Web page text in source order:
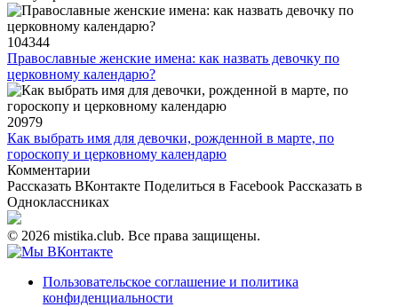
104344
Православные женские имена: как назвать девочку по
церковному календарю?
20979
Как выбрать имя для девочки, рожденной в марте, по
гороскопу и церковному календарю
Комментарии
Рассказать ВКонтакте Поделиться в Facebook Рассказать в
Одноклассниках
© 2026 mistika.club. Все права защищены.
Пользовательское соглашение и политика
конфиденциальности